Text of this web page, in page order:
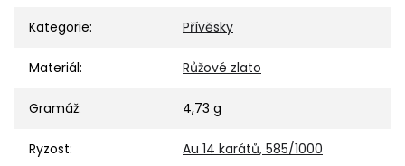
Kategorie: Přívěsky
Materiál: Růžové zlato
Gramáž: 4,73 g
Ryzost: Au 14 karátů, 585/1000